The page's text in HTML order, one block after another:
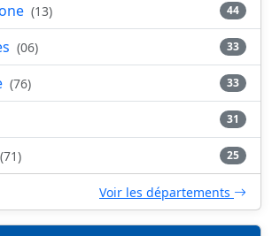
(13) 44
(06) 33
(76) 33
31
(71) 25
Voir les départements